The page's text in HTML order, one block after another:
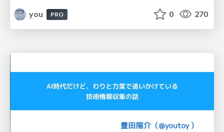
you
PRO 0 270